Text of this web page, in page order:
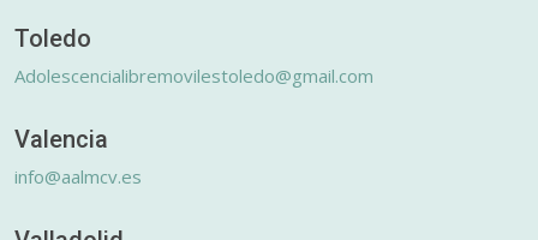
Toledo
Adolescencialibremovilestoledo@gmail.com
Valencia
info@aalmcv.es